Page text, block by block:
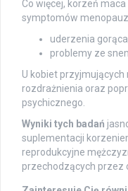
Co więcej, korzeń
symptomów
uderzenia
problemy ze
U kobiet
rozdrażnienia oraz
psychicznego.
Wyniki tych badań
suplementacji
reprodukcyjne
przechodzących przez